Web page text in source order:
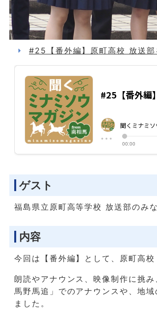
#25【番外編】原町高校 放送
ゲスト
福島県立原町高等学校 放送部のみ
内容
今回は【番外編】として、原町高
朗読やアナウンス、映像制作に挑
馬野馬追」でのアナウンスや、地
ました。